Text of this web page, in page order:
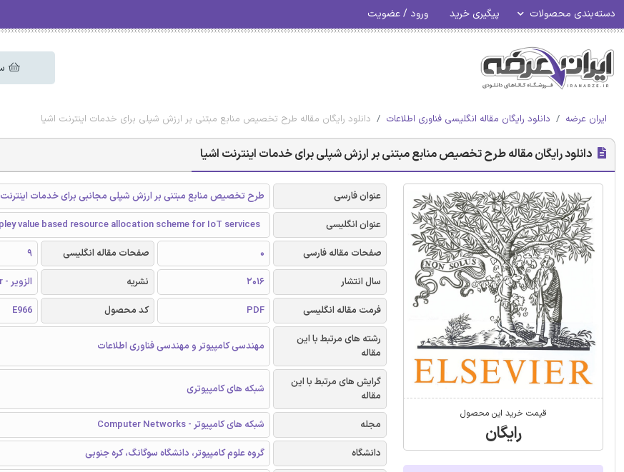
دسته‌بندی محصولات پیگیری خرید ورود / عضویت
ایران عرضه دانلود رایگان مقاله انگلیسی فناوری اطلاعات دانلود رایگان مقاله طرح تخصیص منابع مبتنی بر ارزش شپلی برای خدمات اینترنت اشیا
دانلود رایگان مقاله طرح تخصیص منابع مبتنی بر ارزش شپلی برای خدمات اینترنت اشیا
قیمت خرید این محصول
رایگان
عنوان فارسی
طرح تخصیص منابع مبتنی بر ارزش شپلی مجانبی برای خدمات اینترنت
عنوان انگلیسی
value based resource allocation scheme for IoT services
صفحات مقاله فارسی
0 صفحات مقاله انگلیسی
9
سال انتشار
2016 نشریه
الزویر - Elsevier
فرمت مقاله انگلیسی
PDF کد محصول
E966
رشته های مرتبط با این
مقاله
مهندسی کامپیوتر و مهندسی فناوری اطلاعات
گرایش های مرتبط با این
مقاله
شبکه های کامپیوتری
مجله
شبکه های کامپیوتر - Computer Networks
دانشگاه
گروه علوم کامپیوتر، دانشگاه سوگانگ، کره جنوبی